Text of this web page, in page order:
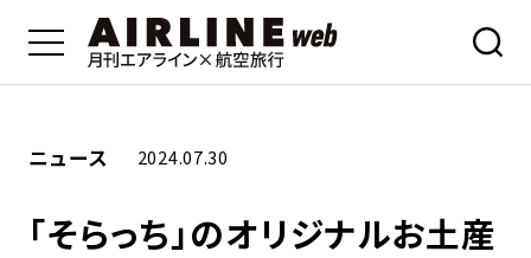
ニュース 2024.07.30
「そらっち」のオリジナルお土産